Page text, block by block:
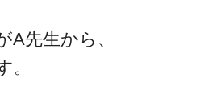
先生から、
。